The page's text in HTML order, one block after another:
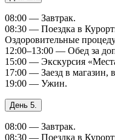
08:00 — Завтрак.
08:30 — Поездка в
Оздоровительные
12:00–13:00 — Обед за
15:00 — Экскурсия
17:00 — Заезд в магазин,
19:00 — Ужин.
День 5.
08:00 — Завтрак.
08:30 — Поездка в